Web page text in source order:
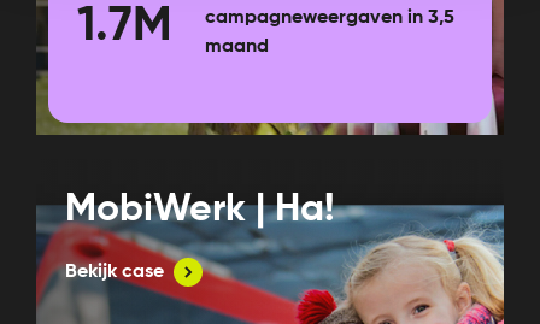
1.7M
campagneweergaven in 3,5
maand
MobiWerk | Ha!
Bekijk case